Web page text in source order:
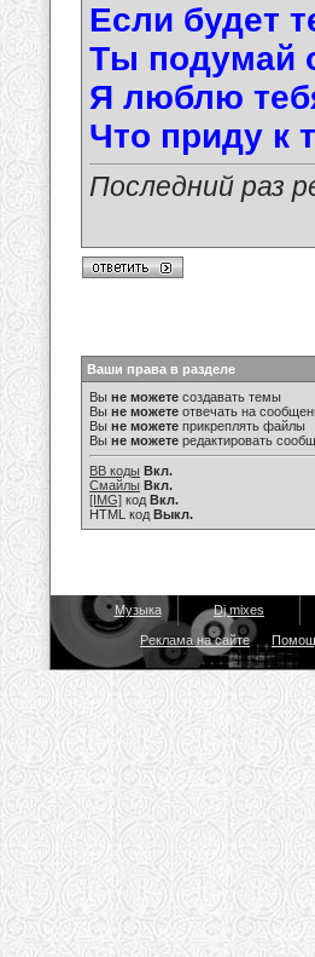
Если будет
Ты подумай
Я люблю
Что приду к
Последний раз
Ваши права в разделе
Вы не можете создавать темы
Вы не можете отвечать на
Вы не можете прикреплять файлы
Вы не можете редактировать
BB коды Вкл.
Смайлы Вкл.
[IMG] код Вкл.
HTML код Выкл.
Музыка Dj mixes
Реклама на сайте